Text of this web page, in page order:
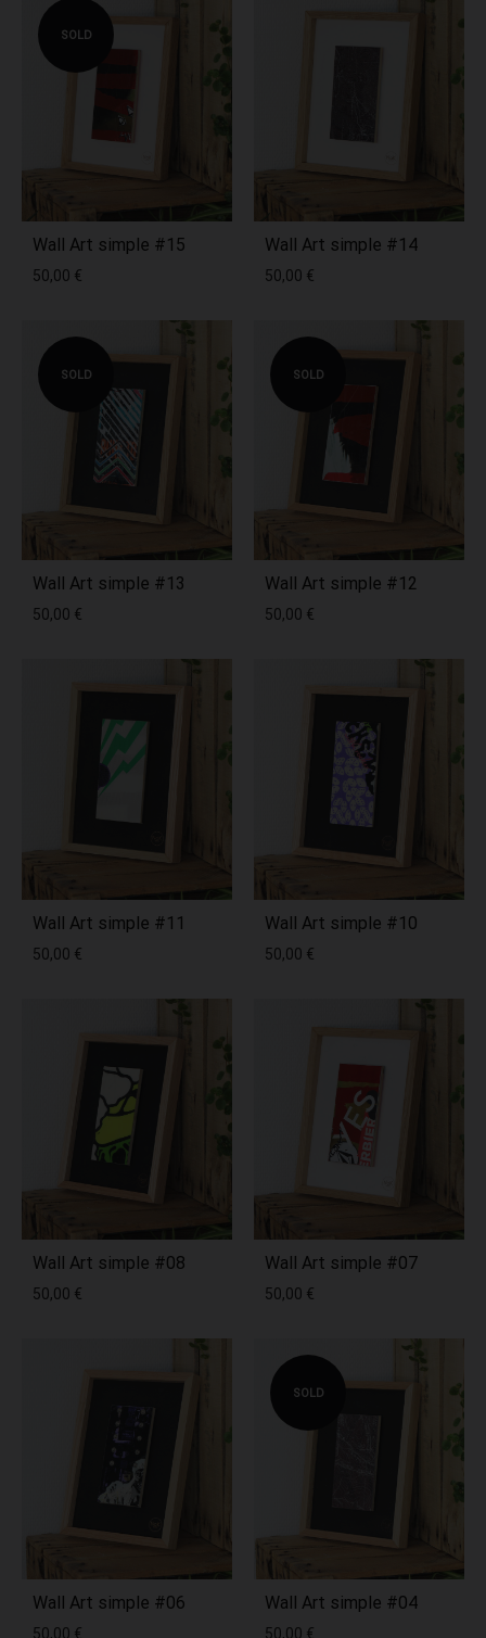
SOLD
Wall Art simple #15
50,00 €
Wall Art simple #14
50,00 €
SOLD
Wall Art simple #13
50,00 €
SOLD
Wall Art simple #12
50,00 €
Wall Art simple #11
50,00 €
Wall Art simple #10
50,00 €
Wall Art simple #08
50,00 €
Wall Art simple #07
50,00 €
Wall Art simple #06
50,00 €
SOLD
Wall Art simple #04
50,00 €